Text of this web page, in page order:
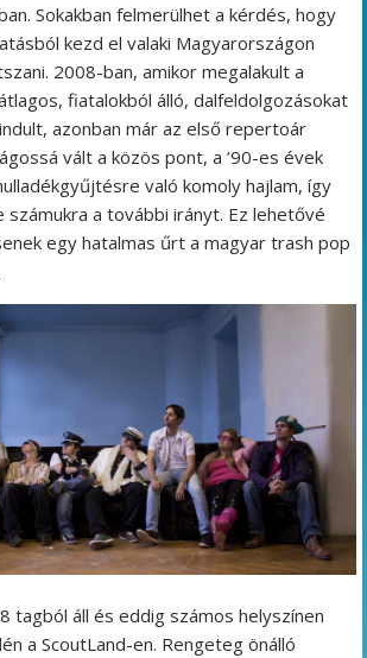
Sokakban felmerülhet a kérdés, hogy
kezd el valaki Magyarországon
2008-ban, amikor megalakult a
fiatalokból álló, dalfeldolgozásokat
azonban már az első repertoár
vált a közös pont, a ’90-es évek
való komoly hajlam, így
a további irányt. Ez lehetővé
egy hatalmas űrt a magyar trash pop
tagból áll és eddig számos helyszínen
a ScoutLand-en. Rengeteg önálló